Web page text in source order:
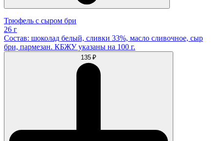
Трюфель с сыром бри
26 г
Состав: шоколад белый, сливки 33%, масло сливочное, сыр
бри, пармезан. КБЖУ указаны на 100 г.
135 ₽